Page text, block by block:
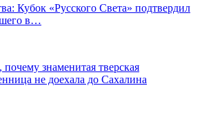
Кубок «Русского Света» подтвердил
в…
почему знаменитая тверская
не доехала до Сахалина